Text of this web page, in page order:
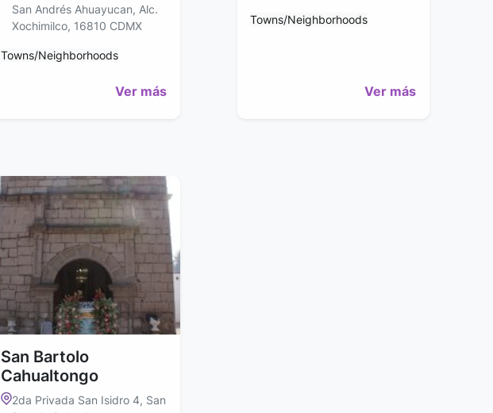
San Andrés Ahuayucan, Alc.
Xochimilco, 16810 CDMX
Towns/Neighborhoods
Ver más
Towns/Neighborhoods
Ver más
San Bartolo
Cahualtongo
2da Privada San Isidro 4, San